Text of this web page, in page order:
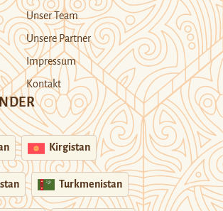
Unser Team
Unsere Partner
Impressum
Kontakt
Kirgistan
Turkmenistan